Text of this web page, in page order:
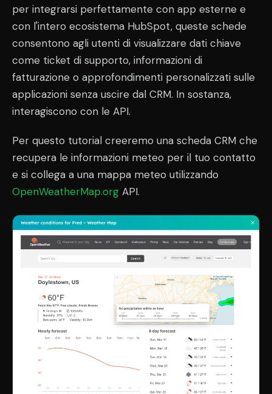
per integrarsi perfettamente con app esterne e
con l'intero ecosistema HubSpot, queste schede
consentono agli utenti di visualizzare dati chiave
come ticket di supporto, informazioni di
fatturazione o approfondimenti personalizzati sulle
applicazioni senza uscire dal CRM. In sostanza,
interagiscono con le API.
Per questo tutorial creeremo una scheda CRM che
recupera le informazioni meteo per il tuo contatto
e si collega a una mappa meteo utilizzando
OpenWeatherMap.org API.